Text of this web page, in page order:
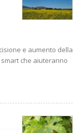
e aumento della
che aiuteranno